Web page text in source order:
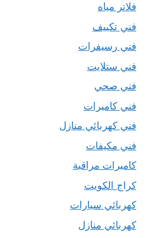
فلاتر مياه
فني تكييف
فني رسيفرات
فني ستلايت
فني صحي
فني كاميرات
فني كهربائي منازل
فني مكيفات
كاميرات مراقبة
كراج الكويت
كهربائي سيارات
كهربائي منازل